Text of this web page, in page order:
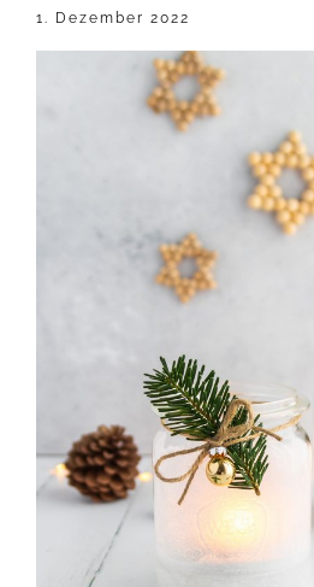
1. Dezember 2022